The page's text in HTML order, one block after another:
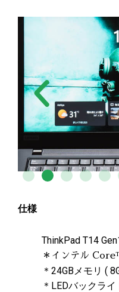
仕様
ThinkPad T14
＊インテル
＊24GBメモリ (
＊LEDバックラ